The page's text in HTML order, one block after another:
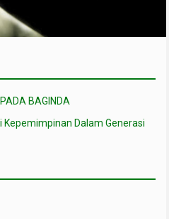
BAGINDA
Kepemimpinan Dalam Generasi